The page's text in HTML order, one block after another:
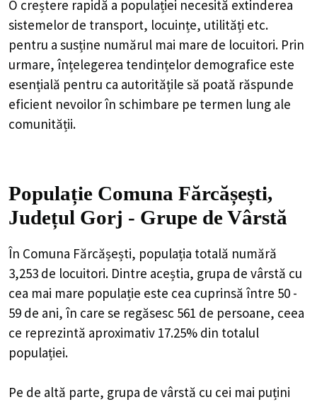
O creștere rapidă a populației necesită extinderea
sistemelor de transport, locuințe, utilități etc.
pentru a susține numărul mai mare de locuitori. Prin
urmare, înțelegerea tendințelor demografice este
esențială pentru ca autoritățile să poată răspunde
eficient nevoilor în schimbare pe termen lung ale
comunității.
Populație Comuna Fărcășești,
Județul Gorj - Grupe de Vârstă
În Comuna Fărcășești, populația totală numără
3,253 de locuitori. Dintre aceștia, grupa de vârstă cu
cea mai mare populație este cea cuprinsă între 50 -
59 de ani, în care se regăsesc 561 de persoane, ceea
ce reprezintă aproximativ 17.25% din totalul
populației.
Pe de altă parte, grupa de vârstă cu cei mai puțini